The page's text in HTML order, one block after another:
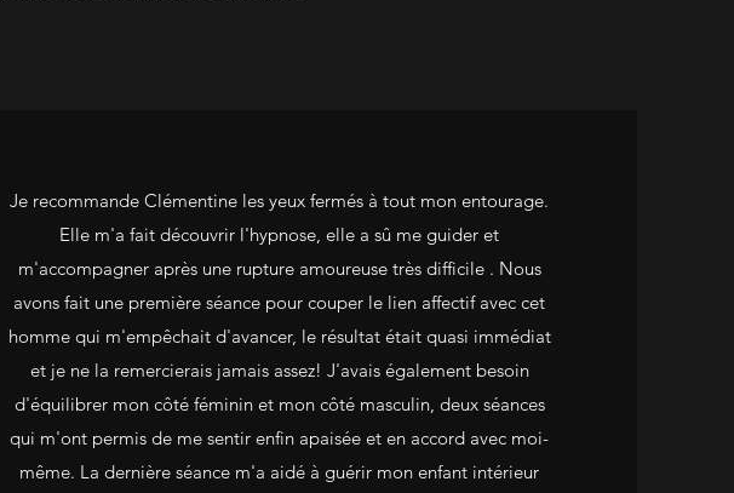
Je recommande Clémentine les yeux fermés à tout mon entourage.
Elle m'a fait découvrir l'hypnose, elle a sû me guider et
m'accompagner après une rupture amoureuse très difficile . Nous
avons fait une première séance pour couper le lien affectif avec cet
homme qui m'empêchait d'avancer, le résultat était quasi immédiat
et je ne la remercierais jamais assez! J'avais également besoin
d'équilibrer mon côté féminin et mon côté masculin, deux séances
qui m'ont permis de me sentir enfin apaisée et en accord avec moi-
même. La dernière séance m'a aidé à guérir mon enfant intérieur